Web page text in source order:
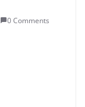
0 Comments